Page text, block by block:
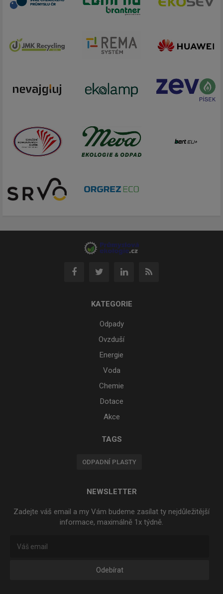
KATEGORIE
Odpady
Ovzduší
Energie
Voda
Chemie
Dotace
Akce
TAGS
ODPADNÍ PLASTY
NEWSLETTER
Zadejte váš email a my Vám budeme zasílat ty nejdůležitější
informace, maximálně 1x týdně.
Odebírat